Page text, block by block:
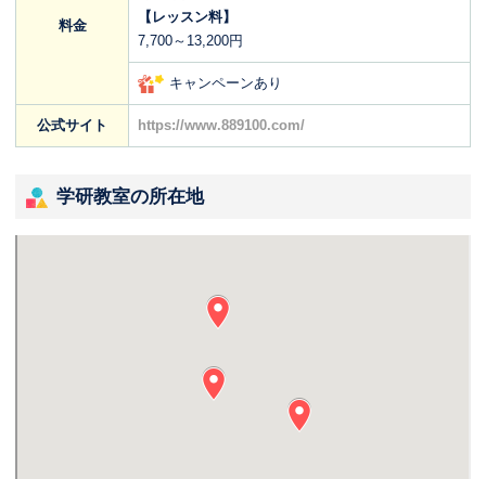
料金
【レッスン料】
7,700～13,200円
キャンペーンあり
公式サイト https://www.889100.com/
学研教室の所在地